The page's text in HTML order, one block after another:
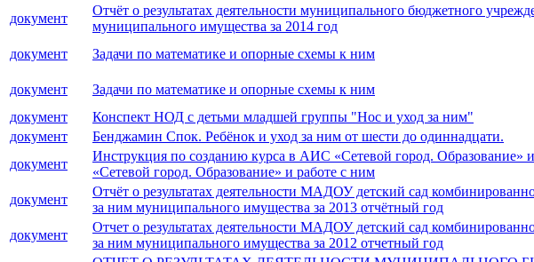
документ
Отчёт о результатах деятельности муниципального бюджетного
муниципального имущества за 2014 год
документ Задачи по математике и опорные схемы к ним
документ Задачи по математике и опорные схемы к ним
документ
Конспект НОД с детьми младшей группы "Нос и уход за ним"
документ
Бенджамин Спок. Ребёнок и уход за ним от шести до одиннадцати.
документ
Инструкция по созданию курса в АИС «Сетевой город.
«Сетевой город. Образование» и работе с ним
документ
Отчёт о результатах деятельности МАДОУ детский сад
за ним муниципального имущества за 2013 отчётный год
документ
Отчет о результатах деятельности МАДОУ детский сад
за ним муниципального имущества за 2012 отчетный год